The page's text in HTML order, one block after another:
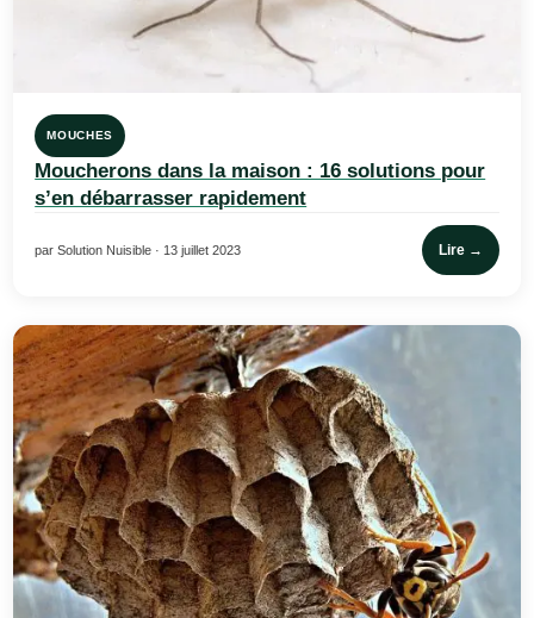
MOUCHES
Moucherons dans la maison : 16 solutions pour
s’en débarrasser rapidement
par Solution Nuisible · 13 juillet 2023 Lire →